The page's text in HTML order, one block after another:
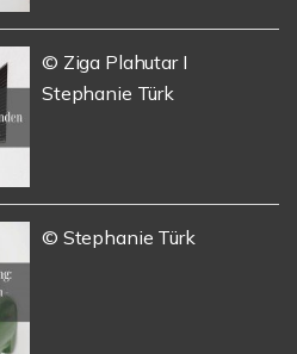
© Ziga Plahutar I
Stephanie Türk
© Stephanie Türk